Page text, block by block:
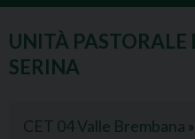
UNITÀ PASTORALE
SERINA
CET 04 Valle Brembana »